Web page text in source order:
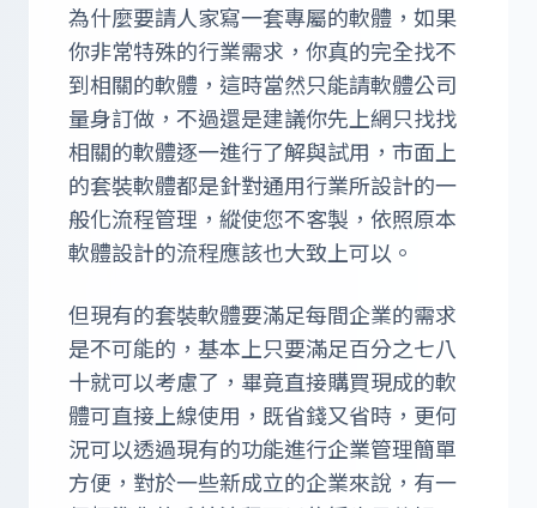
為什麼要請人家寫一套專屬的軟體，如果
你非常特殊的行業需求，你真的完全找不
到相關的軟體，這時當然只能請軟體公司
量身訂做，不過還是建議你先上網只找找
相關的軟體逐一進行了解與試用，市面上
的套裝軟體都是針對通用行業所設計的一
般化流程管理，縱使您不客製，依照原本
軟體設計的流程應該也大致上可以。
但現有的套裝軟體要滿足每間企業的需求
是不可能的，基本上只要滿足百分之七八
十就可以考慮了，畢竟直接購買現成的軟
體可直接上線使用，既省錢又省時，更何
況可以透過現有的功能進行企業管理簡單
方便，對於一些新成立的企業來說，有一